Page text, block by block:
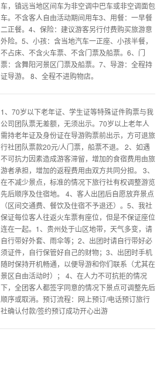
车，镇远当地区间车为非空调中巴车或非空调面包
车。不含客人自由活动期间用车3、用餐：一早餐
二正餐。4、保险：建议游客另行付费购买旅游意
外险。5、小孩：含当地汽车一正座、小孩半餐，
不占床、不含火车票、不含门票及船票。6、门
票：含舞阳河景区门票及船票。7、导游：全程持
证导游。 8、全程不进购物店。
1、70岁以下老年证、学生证等特殊证件购票与我
公司团队票无差额，无须出示。70岁以上老年人
需持老年证及身份证在导游购票前出示，方可退旅
行社团队票款20元/人门票，船票不退。 2、如遇
不可抗力因素造成游客滞留，增加的食宿费用由旅
游者承担，增加的返程费用由双方共同分担。 3、
在不减少景点，标准的情况下旅行社有权调整游览
先后顺序及住宿地。 4、客人出团后自愿放弃景点
（区间交通费、餐饮及住宿不予退还）。5、我社
保证每位客人往返火车票有座位，但是不保证座位
连在一起。1、贵州处于山区地带，天气多变，请
自行带好外套、雨伞等；2、出团时请自行带好必
须证件，自行保管好自己的财物；3、出团时手机
随时保持开机畅通，以便导游和你们联系（尤其在
景区自由活动时）； 4、在人力不可抗拒的情况
下，全团客人都签字同意的情况下景点可调整先后
顺序或取消。预订流程：网上预订/电话预订旅行
社确认付款/签约预订成功开心出游